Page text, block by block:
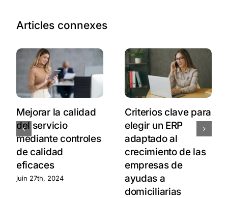
Articles connexes
Mejorar la calidad
del servicio
mediante controles
de calidad
eficaces
juin 27th, 2024
Criterios clave para
elegir un ERP
adaptado al
crecimiento de las
empresas de
ayudas a
domiciliarias